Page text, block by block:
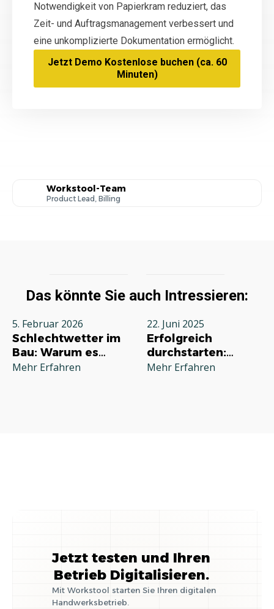
Notwendigkeit von Papierkram reduziert, das
Zeit- und Auftragsmanagement verbessert und
eine unkomplizierte Dokumentation ermöglicht.
Jetzt Demo Kostenlose buchen (ca. 60
Minuten)
Workstool-Team
Product Lead, Billing
Das könnte Sie auch Intressieren:
5. Februar 2026
Schlechtwetter im
Bau: Warum es
jeden Betrieb
Mehr Erfahren
22. Juni 2025
Erfolgreich
durchstarten:
Deine
Mehr Erfahren
Jetzt testen und Ihren
Betrieb Digitalisieren.
Mit Workstool starten Sie Ihren digitalen
Handwerksbetrieb.